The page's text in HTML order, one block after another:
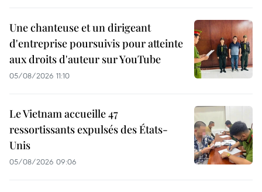
Une chanteuse et un dirigeant
d'entreprise poursuivis pour atteinte
aux droits d'auteur sur YouTube
05/08/2026 11:10
Le Vietnam accueille 47
ressortissants expulsés des États-
Unis
05/08/2026 09:06